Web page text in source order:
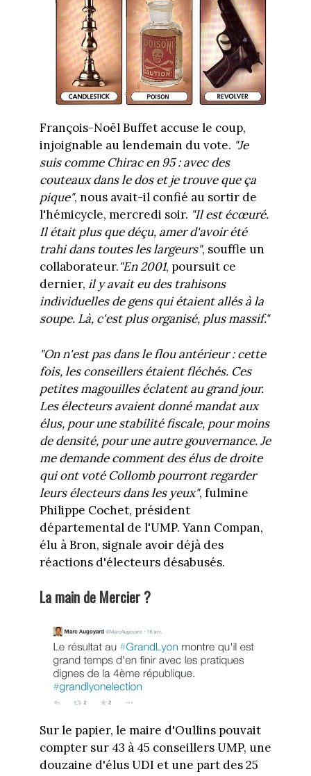
François-Noël Buffet accuse le coup,
injoignable au lendemain du vote. "Je
suis comme Chirac en 95 : avec des
couteaux dans le dos et je trouve que ça
pique", nous avait-il confié au sortir de
l'hémicycle, mercredi soir. "Il est écœuré.
Il était plus que déçu, amer d'avoir été
trahi dans toutes les largeurs", souffle un
collaborateur."En 2001, poursuit ce
dernier, il y avait eu des trahisons
individuelles de gens qui étaient allés à la
soupe. Là, c'est plus organisé, plus massif."
"On n'est pas dans le flou antérieur : cette
fois, les conseillers étaient fléchés. Ces
petites magouilles éclatent au grand jour.
Les électeurs avaient donné mandat aux
élus, pour une stabilité fiscale, pour moins
de densité, pour une autre gouvernance. Je
me demande comment des élus de droite
qui ont voté Collomb pourront regarder
leurs électeurs dans les yeux", fulmine
Philippe Cochet, président
départemental de l'UMP. Yann Compan,
élu à Bron, signale avoir déjà des
réactions d'électeurs désabusés.
La main de Mercier ?
Sur le papier, le maire d'Oullins pouvait
compter sur 43 à 45 conseillers UMP, une
douzaine d'élus UDI et une part des 25